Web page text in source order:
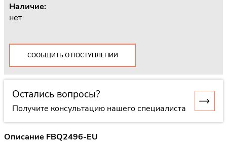
Наличие:
нет
СООБЩИТЬ О ПОСТУПЛЕНИИ
Остались вопросы?
Получите консультацию нашего специалиста
Описание FBQ2496-EU